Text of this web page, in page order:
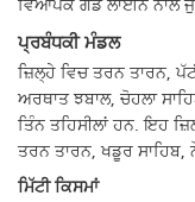
ਪ੍ਰਬੰਧਕੀ ਮੰਡਲ
ਜ਼ਿਲ੍ਹੇ ਵਿਚ ਤਰਨ ਤਾਰਨ,
ਅਰਥਾਤ ਝਬਾਲ, ਚੋਹਲਾ
ਤਿੰਨ ਤਹਿਸੀਲਾਂ ਹਨ. ਇਹ
ਤਰਨ ਤਾਰਨ, ਖਡੂਰ ਸਾਹਿਬ,
ਮਿੱਟੀ ਕਿਸਮਾਂ